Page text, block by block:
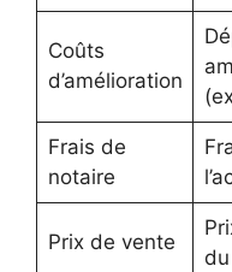
Coûts
d’amélioration
Frais de
notaire
Prix de vente